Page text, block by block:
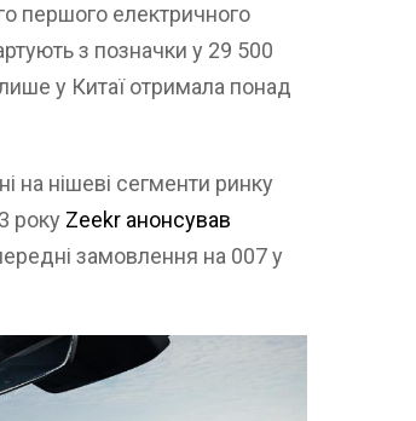
першого електричного
з позначки у 29 500
у Китаї отримала понад
на нішеві сегменти ринку
року Zeekr анонсував
замовлення на 007 у